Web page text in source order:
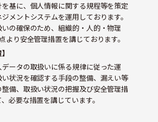
基に、個人情報に関する規程等を策定
メントシステムを運用しております。
の確保のため、組織的・人的・物理
より安全管理措置を講じております。
ータの取扱いに係る規律に従った運
状況を確認する手段の整備、漏えい等
備、取扱い状況の把握及び安全管理措
必要な措置を講じています。